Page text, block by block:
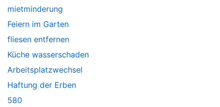
mietminderung
Feiern im Garten
fliesen entfernen
Küche wasserschaden
Arbeitsplatzwechsel
Haftung der Erben
580